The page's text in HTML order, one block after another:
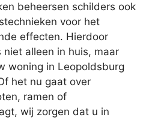
beheersen schilders ook
voor het
effecten. Hierdoor
alleen in huis, maar
woning in Leopoldsburg
het nu gaat over
ramen of
wij zorgen dat u in